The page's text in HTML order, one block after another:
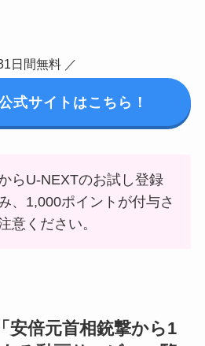
日間無料 ／
式サイトはこちら！
らU-NEXTのお試し登録
、1,000ポイントが付与さ
意ください。
安倍元首相銃撃から1